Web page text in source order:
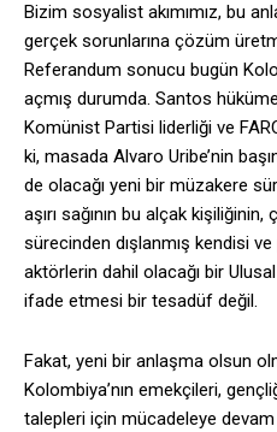
Bizim sosyalist akımımız, bu
gerçek sorunlarına çözüm
Referandum sonucu bugün
açmış durumda. Santos
Komünist Partisi liderliği ve
ki, masada Alvaro Uribe’nin
de olacağı yeni bir müzakere
aşırı sağının bu alçak kişiliğinin,
sürecinden dışlanmış kendisi
aktörlerin dahil olacağı bir
ifade etmesi bir tesadüf değil.
Fakat, yeni bir anlaşma olsun
Kolombiya’nın emekçileri,
talepleri için mücadeleye